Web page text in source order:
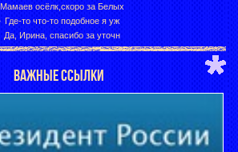
Мамаев осёлк,скоро за Белых
Где-то что-то подобное я уж
Да, Ирина, спасибо за уточн
ВАЖНЫЕ ССЫЛКИ